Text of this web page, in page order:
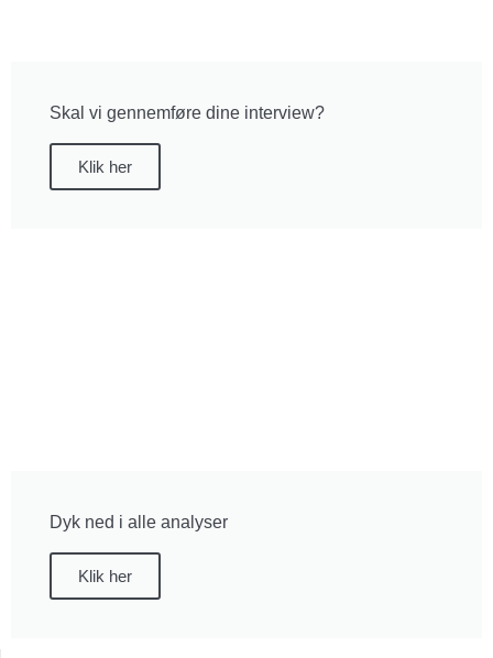
Skal vi gennemføre dine interview?
Klik her
Dyk ned i alle analyser
Klik her